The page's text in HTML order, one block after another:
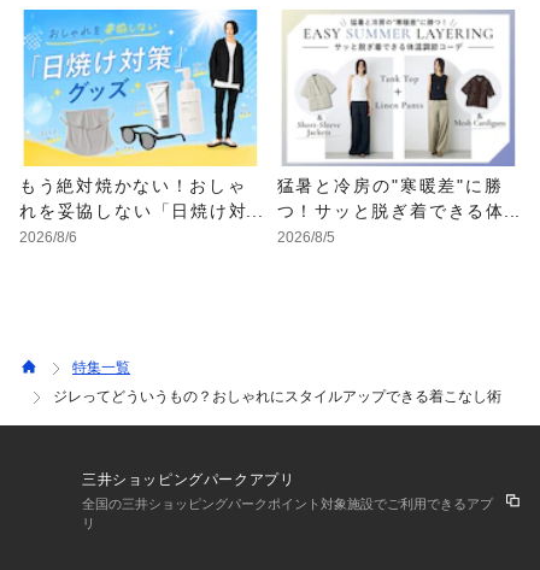
もう絶対焼かない！おしゃ
れを妥協しない「日焼け対
策」グッズ
2026/8/6
猛暑と冷房の"寒暖差"に勝
つ！サッと脱ぎ着できる体
温調節コーデ
2026/8/5
特集一覧
ジレってどういうもの？おしゃれにスタイルアップできる着こなし術
三井ショッピングパークアプリ
全国の三井ショッピングパークポイント対象施設でご利用できるアプ
リ